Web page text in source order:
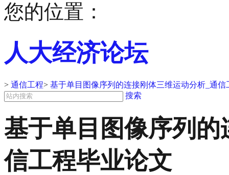
您的位置：
人大经济论坛
> 通信工程> 基于单目图像序列的连接刚体三维运动分析_通信
搜索
基于单目图像序列
信工程毕业论文